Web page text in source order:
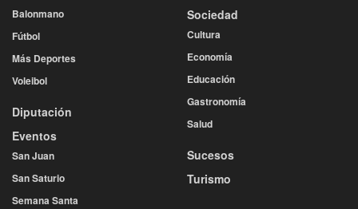
Balonmano
Fútbol
Más Deportes
Voleibol
Diputación
Eventos
San Juan
San Saturio
Semana Santa
Sociedad
Cultura
Economía
Educación
Gastronomía
Salud
Sucesos
Turismo